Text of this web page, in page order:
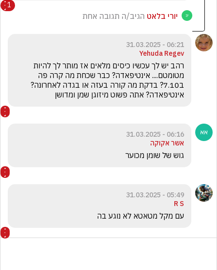
1
יורי בלאט הגיב/ה תגובה אחת
06:21 - 31.03.2025
Yehuda Regev
אינטיפאדה? אתה פשוט מיזוגן שמן ומדושן
06:16 - 31.03.2025
אשר אקוקה
גוש של שומן מכוער
05:49 - 31.03.2025
R S
עם מקל מטאטא לא נוגע בה